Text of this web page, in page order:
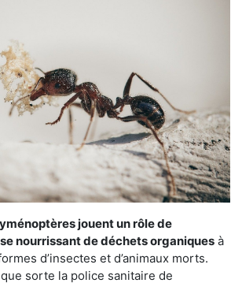
jouent un rôle de
nourrissant de déchets organiques à
d’insectes et d’animaux morts.
sorte la police sanitaire de